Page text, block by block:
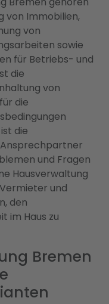
von Immobilien,
von
sowie
für Betriebs- und
die
von
die
die
und Fragen
Hausverwaltung
und
den
im Haus zu
Bremen